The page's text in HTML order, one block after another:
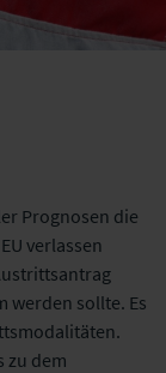
Prognosen die
verlassen
werden sollte. Es
zu dem